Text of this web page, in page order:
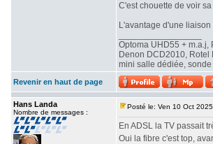
C'est chouette de voir
L'avantage d'une
Optoma UHD55 + m.a.j,
Denon DCD2010, Rotel
mini salle dédiée,
Revenir en haut de page
Hans Landa
Nombre de messages :
Posté le: Ven 10 Oct
En ADSL la TV passait
Oui la fibre c'est top,